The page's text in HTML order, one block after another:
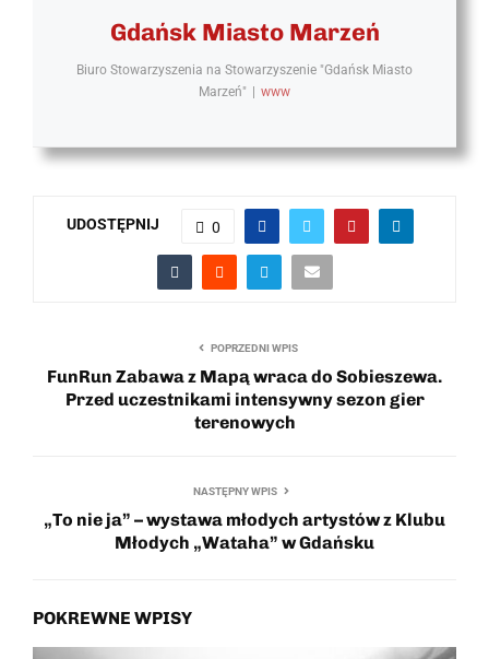
Gdańsk Miasto Marzeń
Biuro Stowarzyszenia na Stowarzyszenie "Gdańsk Miasto
Marzeń" | www
UDOSTĘPNIJ 0
POPRZEDNI WPIS
FunRun Zabawa z Mapą wraca do Sobieszewa.
Przed uczestnikami intensywny sezon gier
terenowych
NASTĘPNY WPIS
„To nie ja” – wystawa młodych artystów z Klubu
Młodych „Wataha” w Gdańsku
POKREWNE WPISY